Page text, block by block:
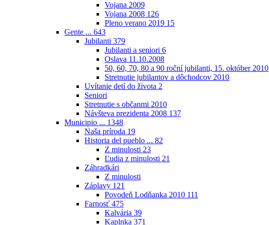
Vojana 2009
Vojana 2008 126
Pleno verano 2019 15
Gente ... 643
Jubilanti 379
Jubilanti a seniori 6
Oslava 11.10.2008
50, 60, 70, 80 a 90 roční jubilanti, 15. október 2010
Stretnutie jubilantov a dôchodcov 2010
Uvítanie detí do života 2
Seniori
Stretnutie s občanmi 2010
Návšteva prezidenta 2008 137
Municipio ... 1348
Naša príroda 19
Historia del pueblo ... 82
Z minulosti 23
Ľudia z minulosti 21
Záhradkári
Z minulosti
Záplavy 121
Povodeň Lodňanka 2010 111
Farnosť 475
Kalvária 39
Kaplnka 371